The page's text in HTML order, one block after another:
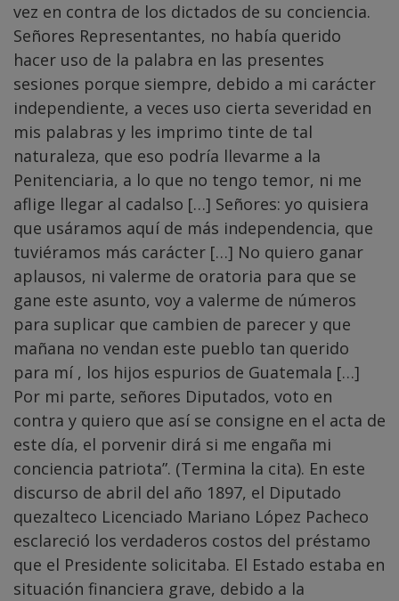
vez en contra de los dictados de su conciencia.
Señores Representantes, no había querido
hacer uso de la palabra en las presentes
sesiones porque siempre, debido a mi carácter
independiente, a veces uso cierta severidad en
mis palabras y les imprimo tinte de tal
naturaleza, que eso podría llevarme a la
Penitenciaria, a lo que no tengo temor, ni me
aflige llegar al cadalso […] Señores: yo quisiera
que usáramos aquí de más independencia, que
tuviéramos más carácter […] No quiero ganar
aplausos, ni valerme de oratoria para que se
gane este asunto, voy a valerme de números
para suplicar que cambien de parecer y que
mañana no vendan este pueblo tan querido
para mí , los hijos espurios de Guatemala […]
Por mi parte, señores Diputados, voto en
contra y quiero que así se consigne en el acta de
este día, el porvenir dirá si me engaña mi
conciencia patriota”. (Termina la cita). En este
discurso de abril del año 1897, el Diputado
quezalteco Licenciado Mariano López Pacheco
esclareció los verdaderos costos del préstamo
que el Presidente solicitaba. El Estado estaba en
situación financiera grave, debido a la